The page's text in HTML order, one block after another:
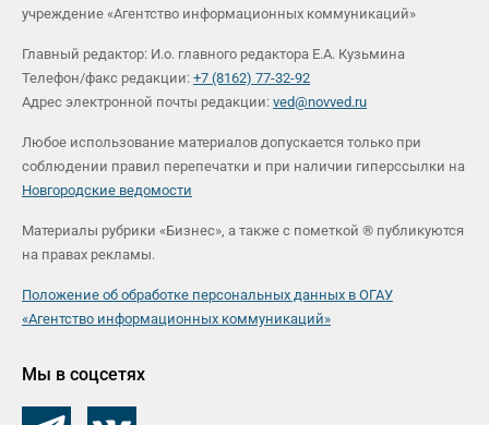
учреждение «Агентство информационных коммуникаций»
Главный редактор: И.о. главного редактора Е.А. Кузьмина
Телефон/факс редакции: +7 (8162) 77-32-92
Адрес электронной почты редакции: ved@novved.ru
Любое использование материалов допускается только при
соблюдении правил перепечатки и при наличии гиперссылки на
Новгородские ведомости
Материалы рубрики «Бизнес», а также с пометкой ® публикуются
на правах рекламы.
Положение об обработке персональных данных в ОГАУ
«Агентство информационных коммуникаций»
Мы в соцсетях